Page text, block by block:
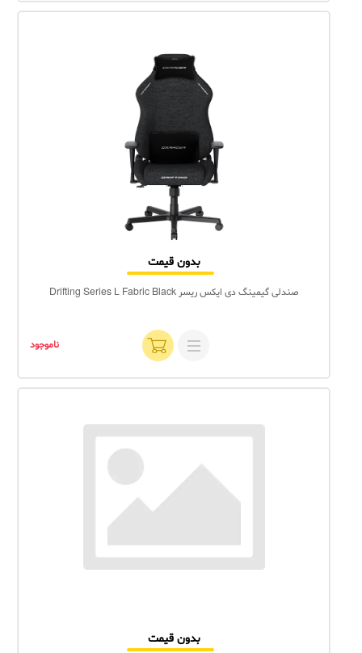
بدون قیمت
صندلی گیمینگ دی ایکس ریسر Drifting Series L Fabric Black
ناموجود
بدون قیمت